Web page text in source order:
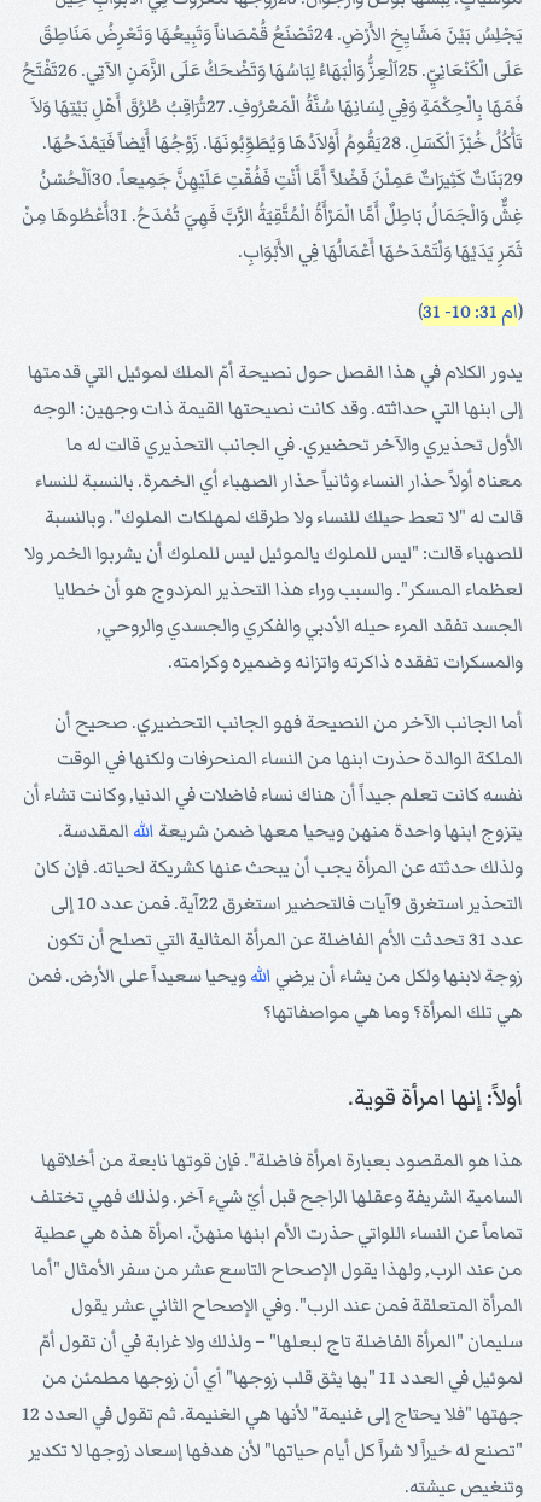
يَجْلِسُ بَيْنَ مَشَايِخِ الأَرْضِ. 24تَصْنَعُ قُمْصَاناً وَتَبِيعُهَا وَتَعْرِضُ مَنَاطِقَ
عَلَى الْكَنْعَانِيِّ. 25اَلْعِزُّ وَالْبَهَاءُ لِبَاسُهَا وَتَضْحَكُ عَلَى الزَّمَنِ الآتِي. 26تَفْتَحُ
فَمَهَا بِالْحِكْمَةِ وَفِي لِسَانِهَا سُنَّةُ الْمَعْرُوفِ. 27تُرَاقِبُ طُرُقَ أَهْلِ بَيْتِهَا وَلاَ
تَأْكُلُ خُبْزَ الْكَسَلِ. 28يَقُومُ أَوْلاَدُهَا وَيُطَوِّبُونَهَا. زَوْجُهَا أَيْضاً فَيَمْدَحُهَا.
29بَنَاتٌ كَثِيرَاتٌ عَمِلْنَ فَضْلاً أَمَّا أَنْتِ فَفُقْتِ عَلَيْهِنَّ جَمِيعاً. 30اَلْحُسْنُ
غِشٌّ وَالْجَمَالُ بَاطِلٌ أَمَّا الْمَرْأَةُ الْمُتَّقِيَةُ الرَّبَّ فَهِيَ تُمْدَحُ. 31أَعْطُوهَا مِنْ
ثَمَرِ يَدَيْهَا وَلْتَمْدَحْهَا أَعْمَالُهَا فِي الأَبْوَابِ.
(ام 31: 10- 31 )
يدور الكلام في هذا الفصل حول نصيحة أمّ الملك لموئيل التي قدمتها
إلى ابنها التي حداثته. وقد كانت نصيحتها القيمة ذات وجهين: الوجه
الأول تحذيري والآخر تحضيري. في الجانب التحذيري قالت له ما
معناه أولاً حذار النساء وثانياً حذار الصهباء أي الخمرة. بالنسبة للنساء
قالت له "لا تعط حيلك للنساء ولا طرقك لمهلكات الملوك". وبالنسبة
للصهباء قالت: "ليس للملوك يالموئيل ليس للملوك أن يشربوا الخمر ولا
لعظماء المسكر". والسبب وراء هذا التحذير المزدوج هو أن خطايا
الجسد تفقد المرء حيله الأدبي والفكري والجسدي والروحي,
والمسكرات تفقده ذاكرته واتزانه وضميره وكرامته.
أما الجانب الآخر من النصيحة فهو الجانب التحضيري. صحيح أن
الملكة الوالدة حذرت ابنها من النساء المنحرفات ولكنها في الوقت
نفسه كانت تعلم جيداً أن هناك نساء فاضلات في الدنيا, وكانت تشاء أن
يتزوج ابنها واحدة منهن ويحيا معها ضمن شريعة الله المقدسة.
ولذلك حدثته عن المرأة يجب أن يبحث عنها كشريكة لحياته. فإن كان
التحذير استغرق 9آيات فالتحضير استغرق 22آية. فمن عدد 10 إلى
عدد 31 تحدثت الأم الفاضلة عن المرأة المثالية التي تصلح أن تكون
زوجة لابنها ولكل من يشاء أن يرضي اللهويحيا سعيداً على الأرض. فمن
هي تلك المرأة؟ وما هي مواصفاتها؟
أولاً: إنها امرأة قوية.
هذا هو المقصود بعبارة امرأة فاضلة". فإن قوتها نابعة من أخلاقها
السامية الشريفة وعقلها الراجح قبل أيّ شيء آخر. ولذلك فهي تختلف
تماماً عن النساء اللواتي حذرت الأم ابنها منهنّ. امرأة هذه هي عطية
من عند الرب, ولهذا يقول الإصحاح التاسع عشر من سفر الأمثال "أما
المرأة المتعلقة فمن عند الرب". وفي الإصحاح الثاني عشر يقول
سليمان "المرأة الفاضلة تاج لبعلها" – ولذلك ولا غرابة في أن تقول أمّ
لموئيل في العدد 11 "بها يثق قلب زوجها" أي أن زوجها مطمئن من
جهتها "فلا يحتاج إلى غنيمة" لأنها هي الغنيمة. ثم تقول في العدد 12
"تصنع له خيراً لا شراً كل أيام حياتها" لأن هدفها إسعاد زوجها لا تكدير
وتنغيص عيشته.